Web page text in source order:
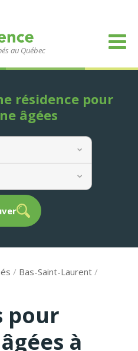
au Québec
résidence pour
âgées
/ Bas-Saint-Laurent /
pour
à